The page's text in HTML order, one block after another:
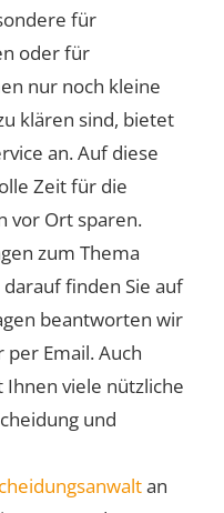
für
oder für
nur noch kleine
klären sind, bietet
an. Auf diese
Zeit für die
vor Ort sparen.
zum Thema
finden Sie auf
beantworten wir
Email. Auch
Ihnen viele nützliche
und
an